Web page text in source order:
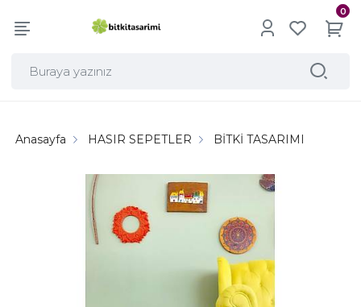
0
Anasayfa HASIR SEPETLER BİTKİ TASARIMI